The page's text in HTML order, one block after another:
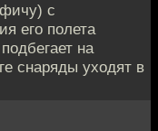
с
его полета
на
снаряды уходят в